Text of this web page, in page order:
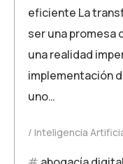
eficiente La
ser una promesa
una realidad
implementación
uno…
Inteligencia